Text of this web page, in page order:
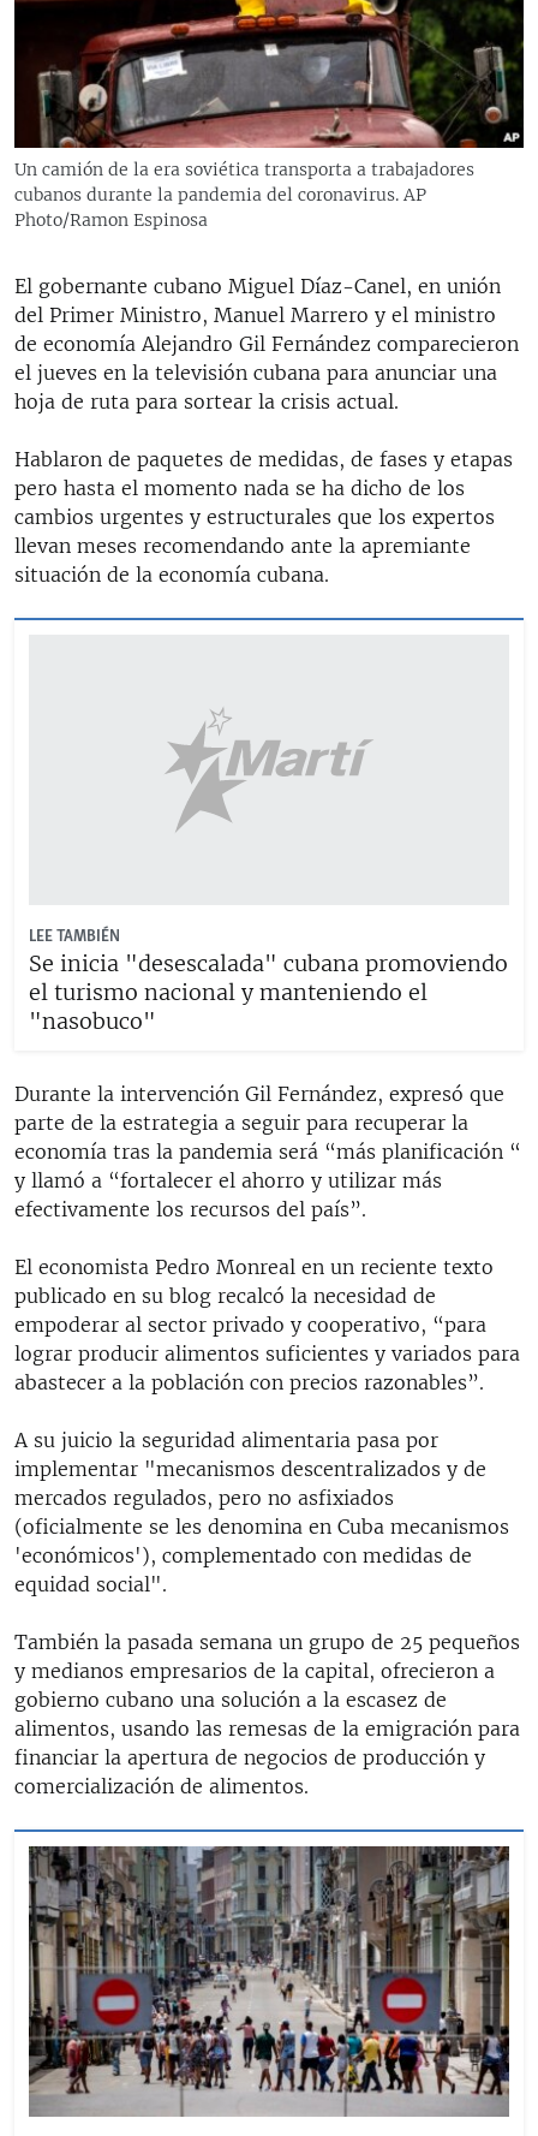
ESPECIALES
ESPECIALES
LA REALIDAD DE LA VIVIENDA EN CUBA
SER VIEJO EN CUBA
LOS SANTOS DE HIALEAH
DESINFORMACIÓN RUSA EN AMÉRICA LATINA
LA INVASIÓN DE RUSIA A UCRANIA
MULTIMEDIA
EDITORIALES
SÍGUENOS
Un camión de la era soviética transporta a trabajadores
cubanos durante la pandemia del coronavirus. AP
Photo/Ramon Espinosa
El gobernante cubano Miguel Díaz-Canel, en unión
del Primer Ministro, Manuel Marrero y el ministro
de economía Alejandro Gil Fernández comparecieron
el jueves en la televisión cubana para anunciar una
hoja de ruta para sortear la crisis actual.
Hablaron de paquetes de medidas, de fases y etapas
pero hasta el momento nada se ha dicho de los
cambios urgentes y estructurales que los expertos
llevan meses recomendando ante la apremiante
situación de la economía cubana.
LEE TAMBIÉN
Se inicia "desescalada" cubana promoviendo
el turismo nacional y manteniendo el
"nasobuco"
Durante la intervención Gil Fernández, expresó que
parte de la estrategia a seguir para recuperar la
economía tras la pandemia será “más planificación “
y llamó a “fortalecer el ahorro y utilizar más
efectivamente los recursos del país”.
El economista Pedro Monreal en un reciente texto
publicado en su blog recalcó la necesidad de
empoderar al sector privado y cooperativo, “para
lograr producir alimentos suficientes y variados para
abastecer a la población con precios razonables”.
A su juicio la seguridad alimentaria pasa por
implementar "mecanismos descentralizados y de
mercados regulados, pero no asfixiados
(oficialmente se les denomina en Cuba mecanismos
'económicos'), complementado con medidas de
equidad social".
También la pasada semana un grupo de 25 pequeños
y medianos empresarios de la capital, ofrecieron a
gobierno cubano una solución a la escasez de
alimentos, usando las remesas de la emigración para
financiar la apertura de negocios de producción y
comercialización de alimentos.